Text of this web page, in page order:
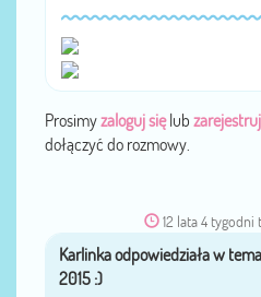
Prosimyzaloguj sięlub
dołączyć do rozmowy.
12 lata 4 tygodni
przez